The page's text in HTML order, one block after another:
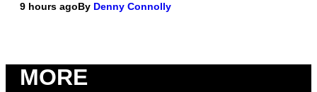
9 hours agoBy Denny Connolly
MORE